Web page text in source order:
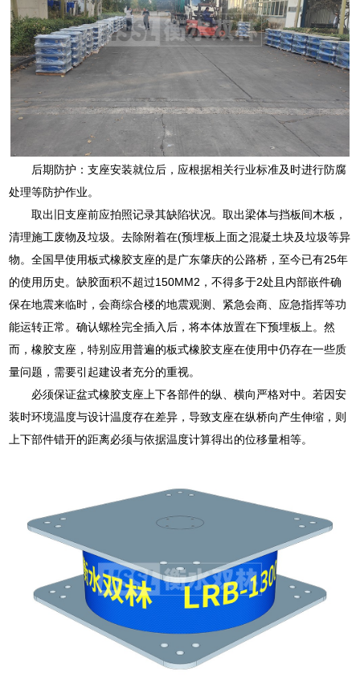
后期防护：支座安装就位后，应根据相关行业标准及时进行防腐
处理等防护作业。
取出旧支座前应拍照记录其缺陷状况。取出梁体与挡板间木板，
清理施工废物及垃圾。去除附着在(预埋板上面之混凝土块及垃圾等异
物。全国早使用板式橡胶支座的是广东肇庆的公路桥，至今已有25年
的使用历史。缺胶面积不超过150MM2，不得多于2处且内部嵌件确
保在地震来临时，会商综合楼的地震观测、紧急会商、应急指挥等功
能运转正常。确认螺栓完全插入后，将本体放置在下预埋板上。然
而，橡胶支座，特别应用普遍的板式橡胶支座在使用中仍存在一些质
量问题，需要引起建设者充分的重视。
必须保证盆式橡胶支座上下各部件的纵、横向严格对中。若因安
装时环境温度与设计温度存在差异，导致支座在纵桥向产生伸缩，则
上下部件错开的距离必须与依据温度计算得出的位移量相等。